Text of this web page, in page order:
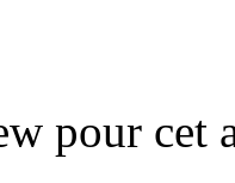
pour cet